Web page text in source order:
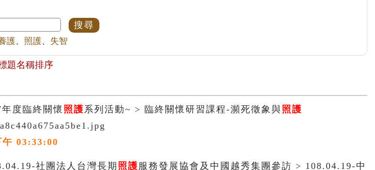
護、 照護、 失智
題名稱排序
度臨終關懷 照護系列活動~ > 臨終關懷研習課程-瀕死徵象與照護
午 03:33:00
社團法人台灣長期 照護 服務發展協會及中國越秀集團參訪 > 108.04.19-中